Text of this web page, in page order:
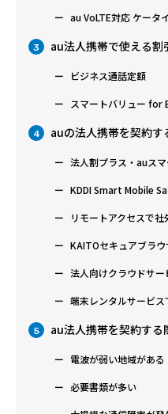
au VoLTE対応 ケータ
3 au法人携帯で使える割
ビジネス通話定額
スマートバリュー for
4 auの法人携帯を契約す
法人割プラス・auス
KDDI Smart Mobile
リモートアクセスで
KAITOセキュアブラ
法人向けクラウドサー
端末レンタルサービ
5 au法人携帯を契約する
電波が弱い地域がある
必要書類が多い